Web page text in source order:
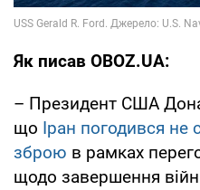
Як писав OBOZ.UA:
– Президент США
що Іран погодився
зброю в рамках
щодо завершення